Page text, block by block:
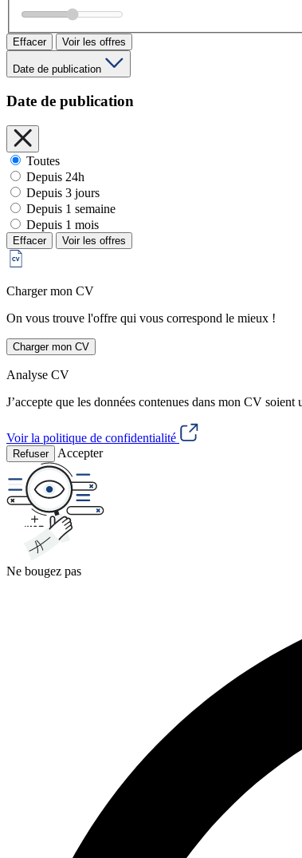
Effacer Voir les offres
Date de publication
Date de publication
Toutes
Depuis 24h
Depuis 3 jours
Depuis 1 semaine
Depuis 1 mois
Effacer Voir les offres
Charger mon CV
On vous trouve l'offre qui vous correspond le mieux !
Charger mon CV
Analyse CV
J’accepte que les données contenues dans mon CV
Voir la politique de confidentialité
Refuser Accepter
Ne bougez pas